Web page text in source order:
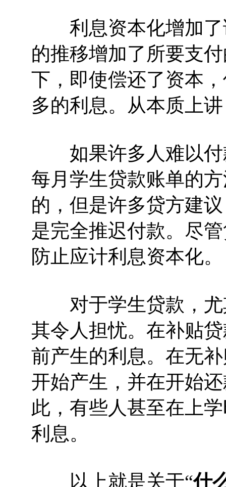
利息资本化增加了
的推移增加了所要支
下，即使偿还了资本
多的利息。从本质上
如果许多人难以付
每月学生贷款账单的
的，但是许多贷方建
是完全推迟付款。尽
防止应计利息资本化。
对于学生贷款，尤
其令人担忧。在补贴
前产生的利息。在无
开始产生，并在开始
此，有些人甚至在上
利息。
以上就是关于“什